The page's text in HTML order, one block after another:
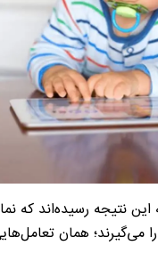
نتیجه رسیده‌اند که
می‌گیرند؛ همان